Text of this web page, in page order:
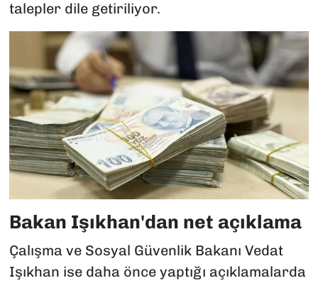
talepler dile getiriliyor.
Bakan Işıkhan'dan net açıklama
Çalışma ve Sosyal Güvenlik Bakanı Vedat
Işıkhan ise daha önce yaptığı açıklamalarda